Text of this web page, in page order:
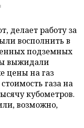
делает работу за
восполнить в
подземных
выжидали
цены на газ
газа на
кубометров.
возможно,